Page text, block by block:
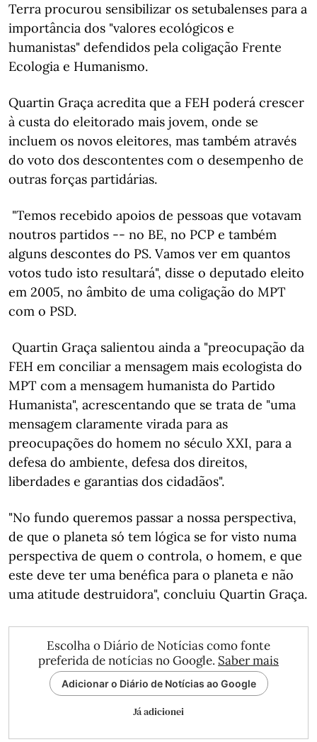
Terra procurou sensibilizar os setubalenses para a
importância dos "valores ecológicos e
humanistas" defendidos pela coligação Frente
Ecologia e Humanismo.
Quartin Graça acredita que a FEH poderá crescer
à custa do eleitorado mais jovem, onde se
incluem os novos eleitores, mas também através
do voto dos descontentes com o desempenho de
outras forças partidárias.
"Temos recebido apoios de pessoas que votavam
noutros partidos -- no BE, no PCP e também
alguns descontes do PS. Vamos ver em quantos
votos tudo isto resultará", disse o deputado eleito
em 2005, no âmbito de uma coligação do MPT
com o PSD.
Quartin Graça salientou ainda a "preocupação da
FEH em conciliar a mensagem mais ecologista do
MPT com a mensagem humanista do Partido
Humanista", acrescentando que se trata de "uma
mensagem claramente virada para as
preocupações do homem no século XXI, para a
defesa do ambiente, defesa dos direitos,
liberdades e garantias dos cidadãos".
"No fundo queremos passar a nossa perspectiva,
de que o planeta só tem lógica se for visto numa
perspectiva de quem o controla, o homem, e que
este deve ter uma benéfica para o planeta e não
uma atitude destruidora", concluiu Quartin Graça.
Escolha o Diário de Notícias como fonte
preferida de notícias no Google. Saber mais
Adicionar o Diário de Notícias ao Google
Já adicionei